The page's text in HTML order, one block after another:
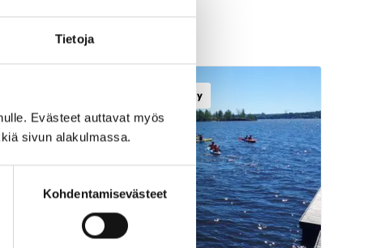
Tietoja
Evästeet auttavat myös
sivun alakulmassa.
Kohdentamisevästeet
Sydänlapset ja -aikuiset ry